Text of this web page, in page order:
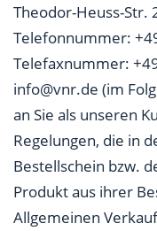
Theodor-Heuss-Str.
Telefonnummer:
Telefaxnummer:
info@vnr.de (im
an Sie als unseren
Regelungen, die in
Bestellschein bzw.
Produkt aus ihrer
Allgemeinen